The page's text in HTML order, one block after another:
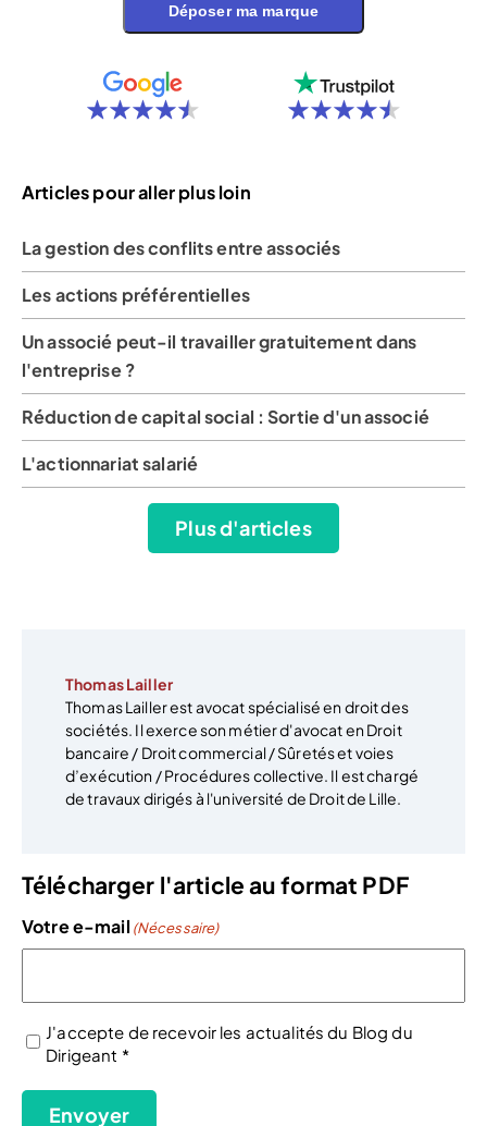
Déposer ma marque
Articles pour aller plus loin
La gestion des conflits entre associés
Les actions préférentielles
Un associé peut-il travailler gratuitement dans
l'entreprise ?
Réduction de capital social : Sortie d'un associé
L'actionnariat salarié
Plus d'articles
Thomas Lailler
Thomas Lailler est avocat spécialisé en droit des
sociétés. Il exerce son métier d'avocat en Droit
bancaire / Droit commercial / Sûretés et voies
d’exécution / Procédures collective. Il est chargé
de travaux dirigés à l'université de Droit de Lille.
Télécharger l'article au format PDF
Votre e-mail (Nécessaire)
(Nécessaire)
J'accepte de recevoir les actualités du Blog du
Dirigeant *
Envoyer